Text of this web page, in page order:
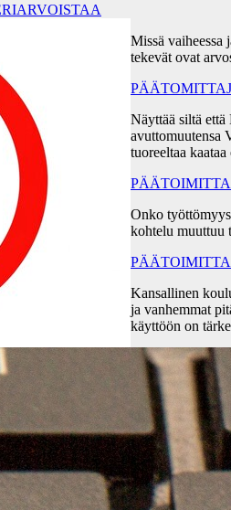
Missä vaiheessa
tekevät ovat
Näyttää siltä että
avuttomuutensa
tuoreeltaa
Onko
kohtelu muuttuu
Kansallinen
ja vanhemmat
käyttöön on